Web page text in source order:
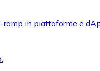
ramp in piattaforme e